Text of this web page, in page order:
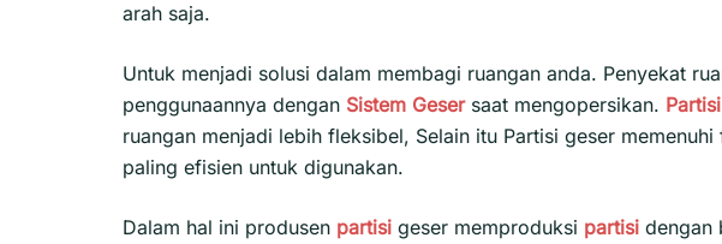
arah saja.
Untuk menjadi solusi dalam membagi ruangan anda. Penyekat
penggunaannya dengan Sistem Gesersaat mengopersikan.
ruangan menjadi lebih fleksibel, Selain itu Partisi geser
paling efisien untuk digunakan.
Dalam hal ini produsen partisi geser memproduksi partisi dengan